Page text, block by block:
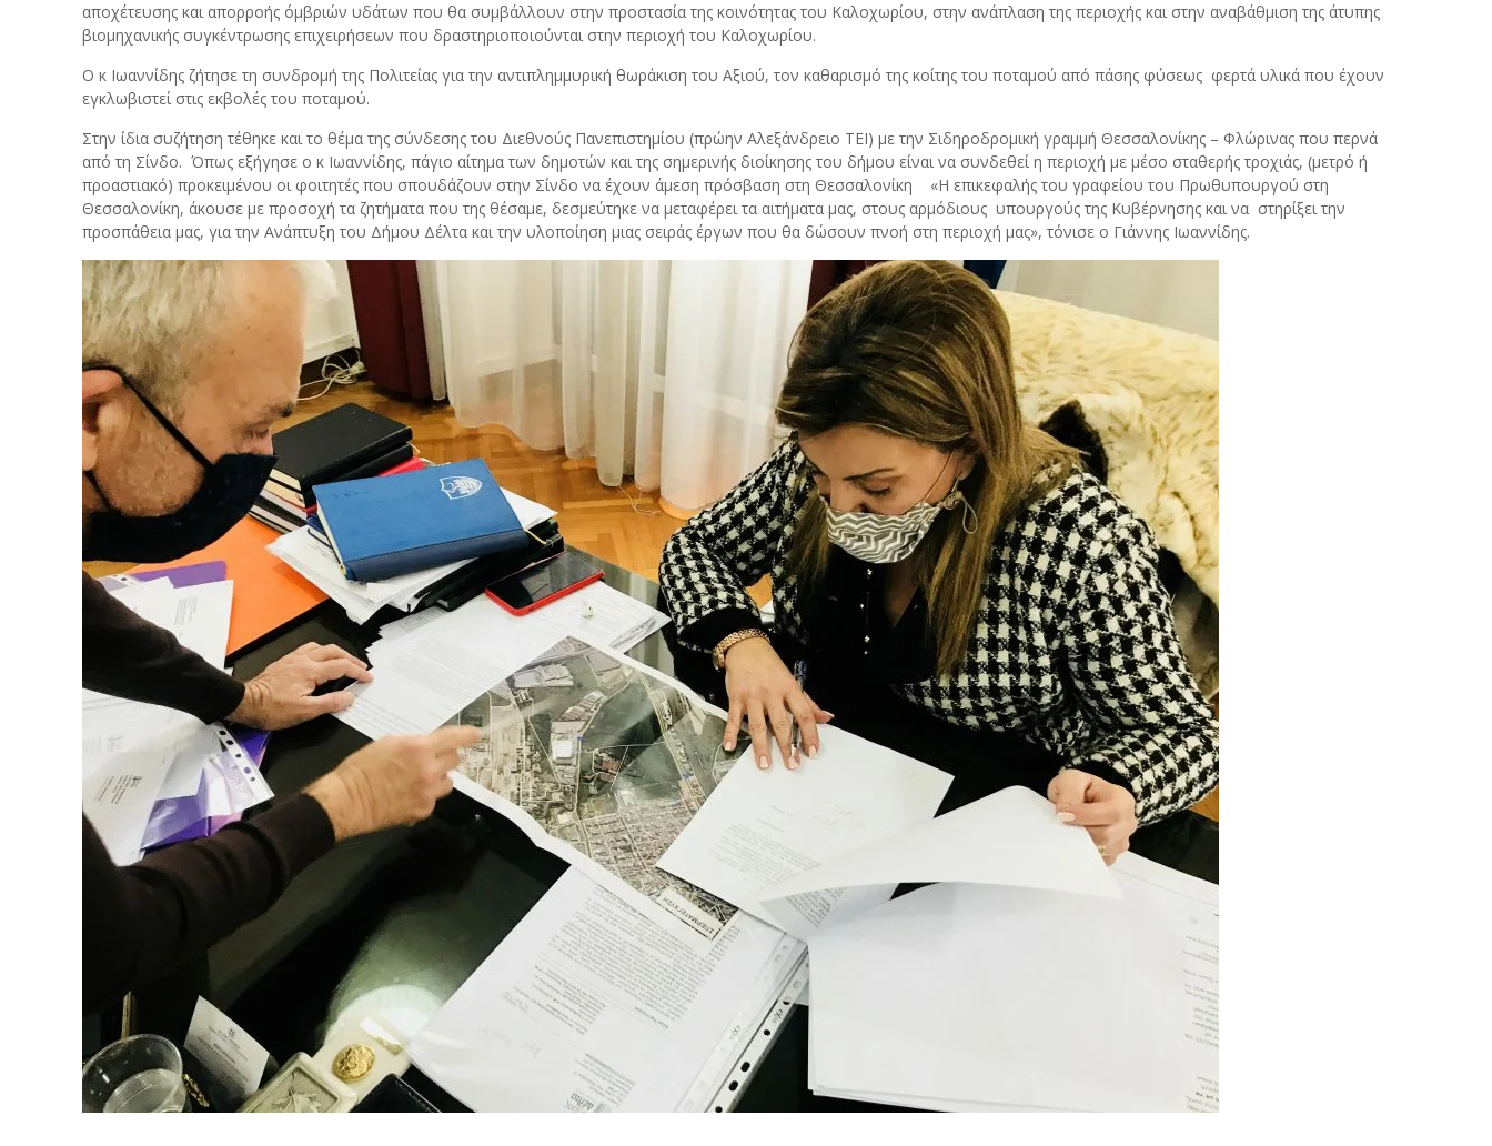
αποχέτευσης και απορροής όμβριών υδάτων που θα συμβάλλουν στην προστασία της κοινότητας του Καλοχωρίου, στην ανάπλαση της περιοχής και στην αναβάθμιση της άτυπης
βιομηχανικής συγκέντρωσης επιχειρήσεων που δραστηριοποιούνται στην περιοχή του Καλοχωρίου.
Ο κ Ιωαννίδης ζήτησε τη συνδρομή της Πολιτείας για την αντιπλημμυρική θωράκιση του Αξιού, τον καθαρισμό της κοίτης του ποταμού από πάσης φύσεως φερτά υλικά που έχουν
εγκλωβιστεί στις εκβολές του ποταμού.
Στην ίδια συζήτηση τέθηκε και το θέμα της σύνδεσης του Διεθνούς Πανεπιστημίου (πρώην Αλεξάνδρειο ΤΕΙ) με την Σιδηροδρομική γραμμή Θεσσαλονίκης – Φλώρινας που περνά
από τη Σίνδο. Όπως εξήγησε ο κ Ιωαννίδης, πάγιο αίτημα των δημοτών και της σημερινής διοίκησης του δήμου είναι να συνδεθεί η περιοχή με μέσο σταθερής τροχιάς, (μετρό ή
προαστιακό) προκειμένου οι φοιτητές που σπουδάζουν στην Σίνδο να έχουν άμεση πρόσβαση στη Θεσσαλονίκη «Η επικεφαλής του γραφείου του Πρωθυπουργού στη
Θεσσαλονίκη, άκουσε με προσοχή τα ζητήματα που της θέσαμε, δεσμεύτηκε να μεταφέρει τα αιτήματα μας, στους αρμόδιους υπουργούς της Κυβέρνησης και να στηρίξει την
προσπάθεια μας, για την Ανάπτυξη του Δήμου Δέλτα και την υλοποίηση μιας σειράς έργων που θα δώσουν πνοή στη περιοχή μας», τόνισε ο Γιάννης Ιωαννίδης.